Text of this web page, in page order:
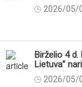
2026/05/
Birželio 4
Lietuva”
2026/05/